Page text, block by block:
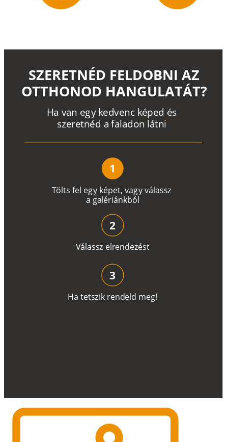
Tölts fel egy képet, vagyválassz
a galériánkból
Ha van egy kedvenc képed és
szeretnéd a faladon látni
SZERETNÉD FELDOBNI AZ
OTTHONOD HANGULATÁT?
1
Válassz elrendezést
2
Ha tetszik rendeld meg!
3